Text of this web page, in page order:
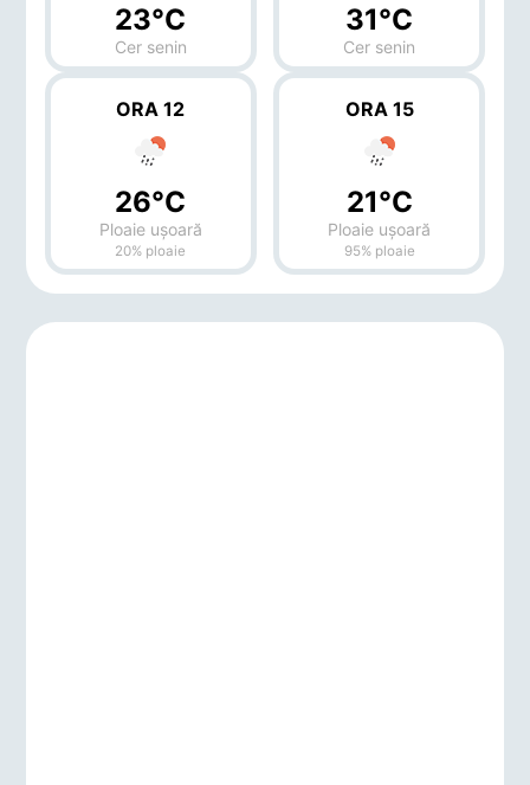
23°C
Cer senin
31°C
Cer senin
ORA 12
26°C
Ploaie ușoară
20% ploaie
ORA 15
21°C
Ploaie ușoară
95% ploaie